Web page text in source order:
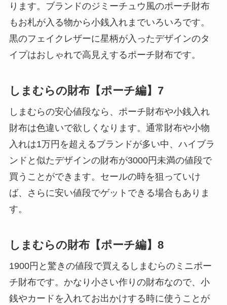
ります。ブランドのジミーチュウ風のポーチ財布
もお札が入る物から小銭入れまでいろいろです。
黒のフェイクレザーに星柄が入ったデザインのタ
イプはおしゃれで高見えするポーチ財布です。
しまむらの財布【ポーチ編】7
しまむらの安心値段なら、ポーチ財布や小銭入れ
財布は色違いで欲しくなります。通常財布や小物
入れは1万円を超えるブランドが多い中、ハイブラ
ンドと似たデザインの財布が3000円未満の値段で
買うことができます。セールの時を狙っていけ
ば、さらに安い値段でゲットできる場合もありま
す。
しまむらの財布【ポーチ編】8
1900円と驚きの値段で買えるしまむらのミニポー
チ財布です。かなり小さい作りの財布なので、小
銭やカードを入れてお出かけする時に使うことが